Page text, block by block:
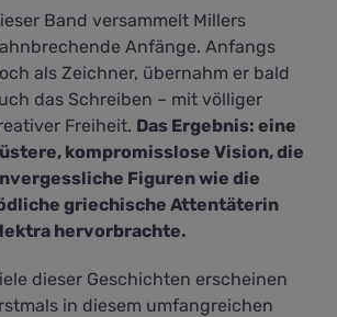
Band versammelt Millers
Anfänge. Anfangs
als Zeichner, übernahm er bald
das Schreiben – mit völliger
Freiheit. Das Ergebnis: eine
kompromisslose Vision, die
Figuren wie die
griechische Attentäterin
hervorbrachte.
dieser Geschichten erscheinen
in diesem umfangreichen